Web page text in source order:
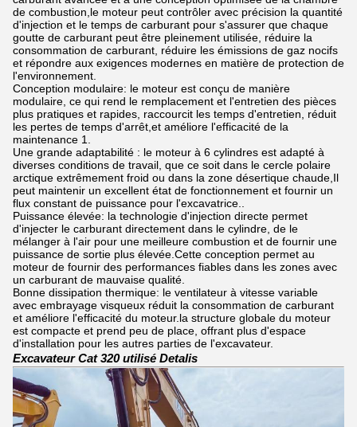
de combustion,le moteur peut contrôler avec précision la quantité
d'injection et le temps de carburant pour s'assurer que chaque
goutte de carburant peut être pleinement utilisée, réduire la
consommation de carburant, réduire les émissions de gaz nocifs
et répondre aux exigences modernes en matière de protection de
l'environnement.
Conception modulaire: le moteur est conçu de manière
modulaire, ce qui rend le remplacement et l'entretien des pièces
plus pratiques et rapides, raccourcit les temps d'entretien, réduit
les pertes de temps d'arrêt,et améliore l'efficacité de la
maintenance 1.
Une grande adaptabilité : le moteur à 6 cylindres est adapté à
diverses conditions de travail, que ce soit dans le cercle polaire
arctique extrêmement froid ou dans la zone désertique chaude,Il
peut maintenir un excellent état de fonctionnement et fournir un
flux constant de puissance pour l'excavatrice..
Puissance élevée: la technologie d'injection directe permet
d'injecter le carburant directement dans le cylindre, de le
mélanger à l'air pour une meilleure combustion et de fournir une
puissance de sortie plus élevée.Cette conception permet au
moteur de fournir des performances fiables dans les zones avec
un carburant de mauvaise qualité.
Bonne dissipation thermique: le ventilateur à vitesse variable
avec embrayage visqueux réduit la consommation de carburant
et améliore l'efficacité du moteur.la structure globale du moteur
est compacte et prend peu de place, offrant plus d'espace
d'installation pour les autres parties de l'excavateur.
Excavateur Cat 320 utilisé Detalis